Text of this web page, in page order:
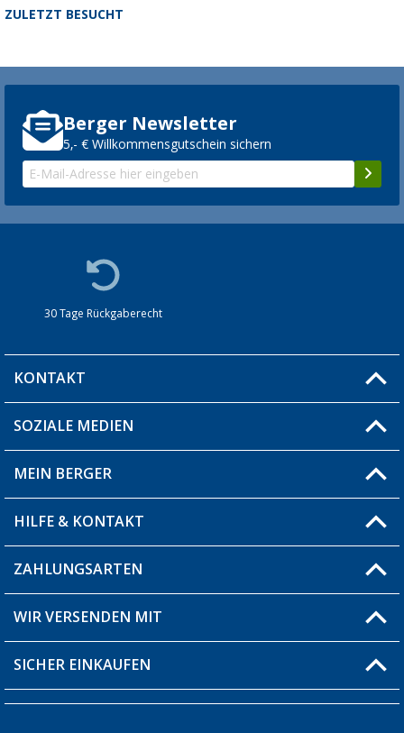
ZULETZT BESUCHT
Berger Newsletter
5,- € Willkommensgutschein sichern
30 Tage Rückgaberecht
KONTAKT
Du hast eine Frage?
Filiale finden
SOZIALE MEDIEN
MEIN BERGER
Blog
Produkttester
Über uns
HILFE & KONTAKT
Fragen & Antworten / FAQ
Versandinformationen
Bestellstatus
ZAHLUNGSARTEN
WIR VERSENDEN MIT
SICHER EINKAUFEN